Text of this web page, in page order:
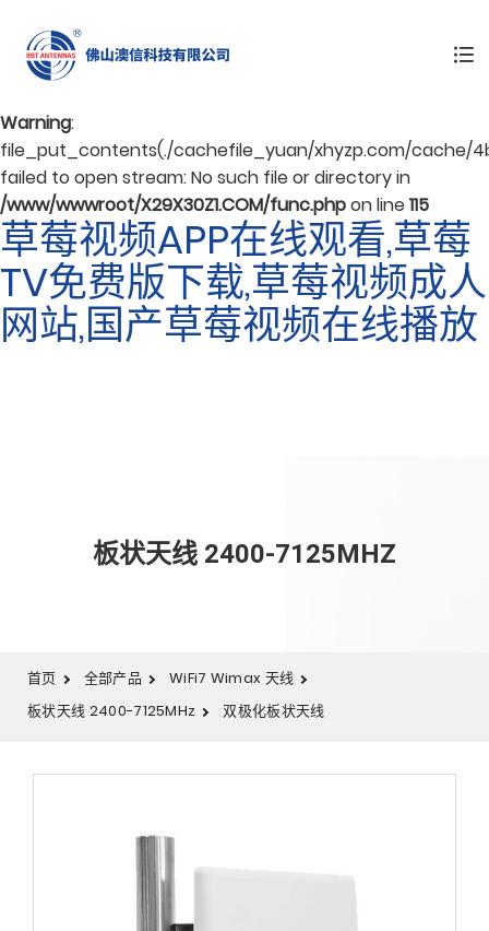
Warning: mkdir(): No space left on device in
/www/wwwroot/X29X30Z1.COM/func.php
Warning:
file_put_contents(./cachefile_yuan/xhyzp.com/cache/
failed to open stream: No such file or directory in
/www/wwwroot/X29X30Z1.COM/func.phpon line115
草莓视频APP在线观看,草莓
TV免费版下载,草莓视频成人
网站,国产草莓视频在线播放
板状天线 2400-7125MHZ
首页 全部产品
WiFi7 Wimax 天线
板状天线 2400-7125MHz
双极化板状天线